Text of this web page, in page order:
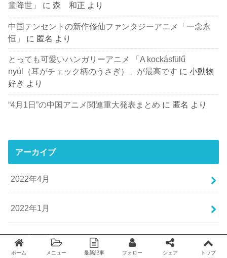
童降世」
に森 和正 より
中国テンセントの新作修仙ファンタジーアニメ「一念永
恒」
に 匿名 より
とっても可愛いハンガリーアニメ 「A kockásfülű
nyúl（耳がチェック柄のうさぎ）」が最高です に小動物
好き より
“4月1日”の中国アニメ関連重大発表まとめ に 匿名 より
アーカイブ
2022年4月
2022年1月
2021年12月
ホーム メニュー 最新記事 フォロー シェア トップ
Twitter facebook